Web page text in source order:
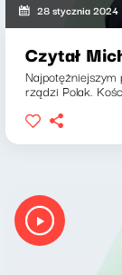
28 stycznia 2024
Czytał
rządzi Polak.